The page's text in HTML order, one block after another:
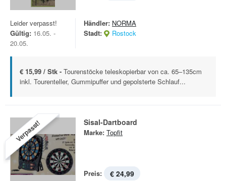
Leider verpasst!
Gültig: 16.05. -
20.05.
Händler: NORMA
Stadt:
Rostock
€ 15,99 / Stk - Tourenstöcke teleskopierbar von ca. 65–135cm
inkl. Tourenteller, Gummipuffer und gepolsterte Schlauf...
Verpasst! Sisal-Dartboard
Marke: Topfit
Preis: € 24,99